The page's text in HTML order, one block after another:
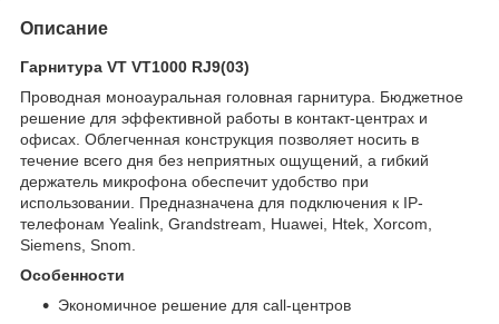
Описание
Гарнитура VT VT1000 RJ9(03)
Проводная моноауральная головная гарнитура. Бюджетное
решение для эффективной работы в контакт-центраx и
офисах. Облегченная конструкция позволяет носить в
течение всего дня без неприятных ощущений, а гибкий
держатель микрофона обеспечит удобство при
использовании. Предназначена для подключения к IP-
телефонам Yealink, Grandstream, Huawei, Htek, Xorcom,
Siemens, Snom.
Особенности
Экономичное решение для call-центров